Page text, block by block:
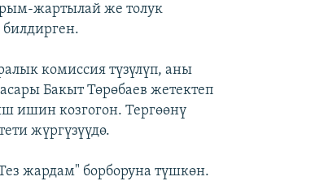
жартылай же толук
комиссия түзүлүп, аны
Бакыт Төрөбаев жетектеп
ишин козгогон. Тергөөнү
жүргүзүүдө.
жардам" борборуна түшкөн.